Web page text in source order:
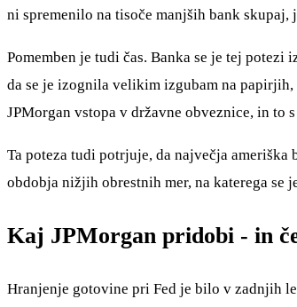
ni spremenilo na tisoče manjših bank
Pomemben je tudi čas. Banka se je tej
da se je izognila velikim izgubam na
JPMorgan vstopa v državne obveznice, in to
Ta poteza tudi potrjuje, da največja
obdobja nižjih obrestnih mer, na katerega se
Kaj JPMorgan pridobi - in
Hranjenje gotovine pri Fed je bilo v zadnjih